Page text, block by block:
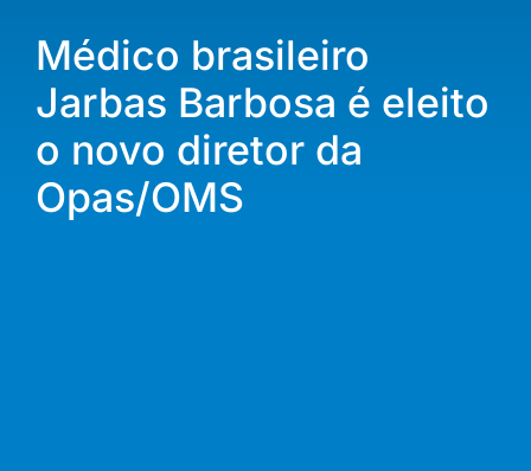
Médico brasileiro
Jarbas Barbosa é eleito
o novo diretor da
Opas/OMS